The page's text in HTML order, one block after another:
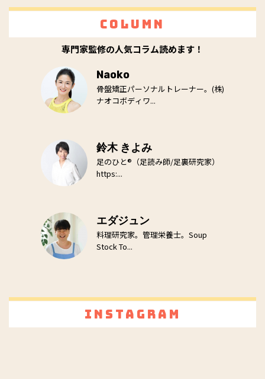
Column
専門家監修の人気コラム読めます！
Naoko
骨盤矯正パーソナルトレーナー。(株)
ナオコボディワ...
鈴木 きよみ
足のひと®（足読み師/足裏研究家）
https:...
エダジュン
料理研究家。管理栄養士。Soup
Stock To...
Instagram